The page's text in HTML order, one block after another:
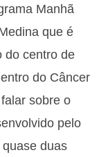
Manhã
que é
do centro de
do Câncer
sobre o
pelo
duas